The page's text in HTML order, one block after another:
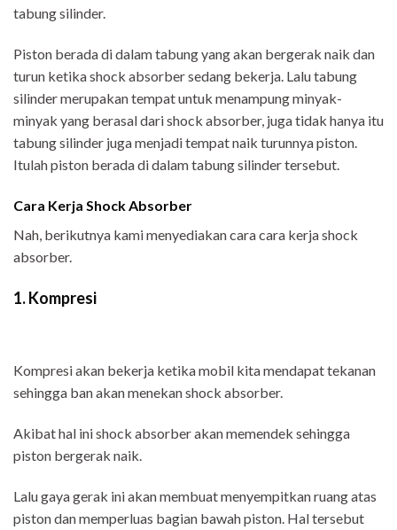
tabung silinder.
Piston berada di dalam tabung yang akan bergerak naik dan
turun ketika shock absorber sedang bekerja. Lalu tabung
silinder merupakan tempat untuk menampung minyak-
minyak yang berasal dari shock absorber, juga tidak hanya itu
tabung silinder juga menjadi tempat naik turunnya piston.
Itulah piston berada di dalam tabung silinder tersebut.
Cara Kerja Shock Absorber
Nah, berikutnya kami menyediakan cara cara kerja shock
absorber.
1. Kompresi
Kompresi akan bekerja ketika mobil kita mendapat tekanan
sehingga ban akan menekan shock absorber.
Akibat hal ini shock absorber akan memendek sehingga
piston bergerak naik.
Lalu gaya gerak ini akan membuat menyempitkan ruang atas
piston dan memperluas bagian bawah piston. Hal tersebut